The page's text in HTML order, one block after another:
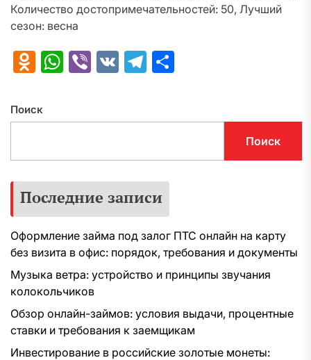
Количество достопримечательностей: 50, Лучший
сезон: весна
Odnoklassniki
WhatsApp
Viber
VK Telegram
Поиск
Поиск
Последние записи
Оформление займа под залог ПТС онлайн на карту
без визита в офис: порядок, требования и документы
Музыка ветра: устройство и принципы звучания
колокольчиков
Обзор онлайн-займов: условия выдачи, процентные
ставки и требования к заемщикам
Инвестирование в российские золотые монеты: